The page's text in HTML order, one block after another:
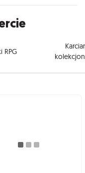
RPG